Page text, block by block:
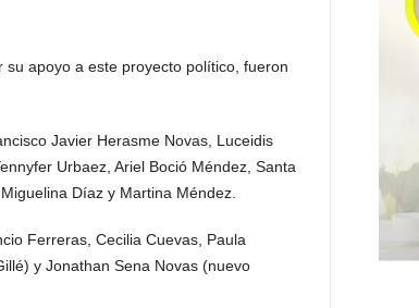
apoyo a este proyecto político, fueron
Javier Herasme Novas, Luceidis
Urbaez, Ariel Boció Méndez, Santa
Díaz y Martina Méndez.
Ferreras, Cecilia Cuevas, Paula
y Jonathan Sena Novas (nuevo